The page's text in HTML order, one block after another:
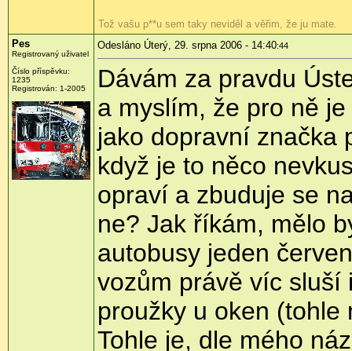
Tož vašu p**u sem taky neviděl a věřim, že ju mate.
Pes
Registrovaný uživatel
Číslo příspěvku:
1235
Registrován: 1-2005
Odesláno Úterý, 29. srpna 2006 - 14:40:44
Dávám za pravdu
a myslím, že pro ně
jako dopravní značka
když je to něco
opraví a zbuduje se
ne? Jak říkám, mělo
autobusy jeden
vozům právě víc sluší
proužky u oken
Tohle je, dle mého